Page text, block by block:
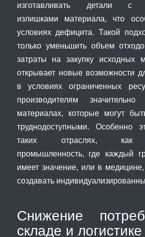
изготавливать детали с
излишками материала, что
условиях дефицита. Такой
только уменьшить объем
затраты на закупку исходных
открывает новые возможности
в условиях ограниченных
производителям
материалах, которые могут
труднодоступными. Особенно
таких отраслях, как
промышленность, где каждый
имеет значение, или в
создавать
Снижение
складе и логистике